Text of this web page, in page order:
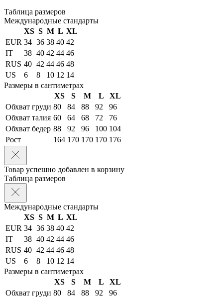
Таблица размеров
Международные стандарты
XS S M L XL
EUR 34 36 38 40 42
IT
38 40 42 44 46
RUS 40 42 44 46 48
US
6 8 10 12 14
Размеры в сантиметрах
XS
S M L
XL
Обхват груди 80 84 88 92
96
Обхват талия 60 64 68 72
76
Обхват бедер 88 92 96 100 104
Рост
164 170 170 170 176
Товар успешно добавлен в корзину
Таблица размеров
Международные стандарты
XS S M L XL
EUR 34 36 38 40 42
IT
38 40 42 44 46
RUS 40 42 44 46 48
US
6 8 10 12 14
Размеры в сантиметрах
XS
S M L
XL
Обхват груди 80 84 88 92 96